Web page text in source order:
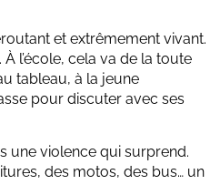
et extrêmement vivant.
l’école, cela va de la toute
tableau, à la jeune
pour discuter avec ses
une violence qui surprend.
des motos, des bus… un